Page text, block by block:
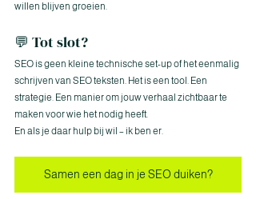
willen blijven groeien.
💬 Tot slot?
SEO is geen kleine technische set-up of het eenmalig
schrijven van SEO teksten. Het is een tool. Een
strategie. Een manier om jouw verhaal zichtbaar te
maken voor wie het nodig heeft.
En als je daar hulp bij wil – ik ben er.
Samen een dag in je SEO duiken?